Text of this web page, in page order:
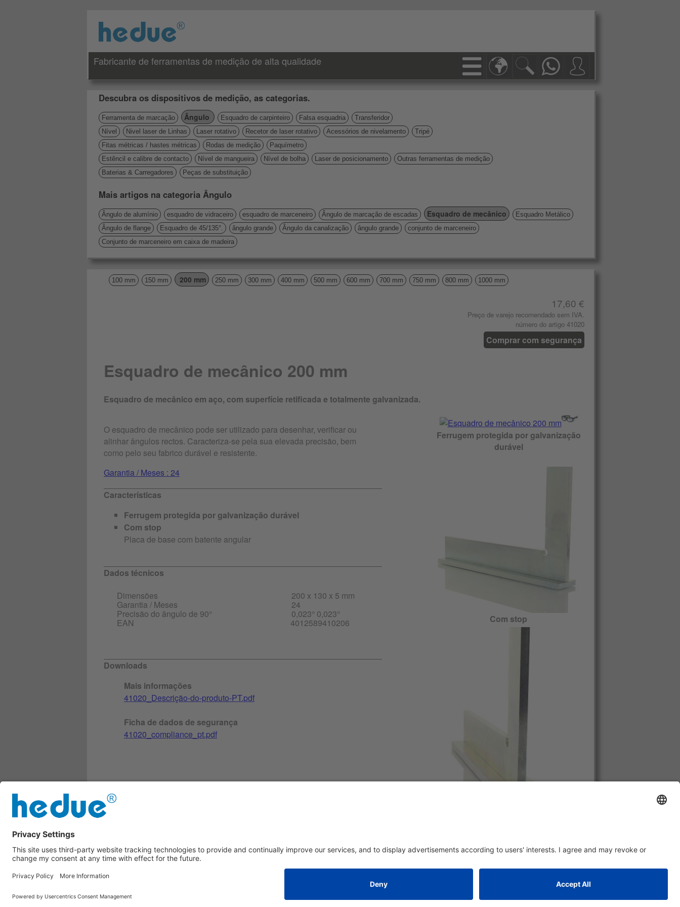
Fabricante de ferramentas de medição de alta qualidade
Descubra os dispositivos de medição, as categorias.
Ferramenta de marcação Ângulo Esquadro de carpinteiro Falsa esquadria
Transferidor
Nível
Nivel laser de Linhas Laser rotativo Recetor de laser rotativo Acessórios de nivelamento
Tripé
Fitas métricas / hastes métricas
Rodas de medição
Paquímetro
Estêncil e calibre de contacto
Nível de mangueira Nível de bolha Laser de posicionamento
Outras ferramentas de medição
Baterias & Carregadores
Peças de substituição
Mais artigos na categoria Ângulo
Ângulo de alumínio esquadro de vidraceiro esquadro de marceneiro Ângulo de marcação de escadas Esquadro de mecânico
Esquadro Metálico
Ângulo de flange
Esquadro de 45/135°. ângulo grande Ângulo da canalização ângulo grande
conjunto de marceneiro
Conjunto de marceneiro em caixa de madeira
100 mm 150 mm 200 mm 250 mm 300 mm 400 mm 500 mm 600 mm 700 mm 750 mm 800 mm 1000 mm
17,60 €
Preço de varejo recomendado sem IVA.
número do artigo 41020
Comprar com segurança
Esquadro de mecânico 200 mm
Esquadro de mecânico em aço, com superfície retificada e totalmente galvanizada.
O esquadro de mecânico pode ser utilizado para desenhar, verificar ou
alinhar ângulos rectos. Caracteriza-se pela sua elevada precisão, bem
como pelo seu fabrico durável e resistente.
Garantia / Meses : 24
Características
Ferrugem protegida por galvanização durável
Com stop
Placa de base com batente angular
Dados técnicos
Dimensões
200 x 130 x 5 mm
Garantia / Meses 24
Precisão do ângulo de 90° 0,023° 0,023°
EAN 4012589410206
Downloads
Mais informações
41020_Descrição-do-produto-PT.pdf
Ficha de dados de segurança
41020_compliance_pt.pdf
Ferrugem protegida por galvanização
durável
Com stop
Ferrugem protegida por galvanização
Política de privacidade